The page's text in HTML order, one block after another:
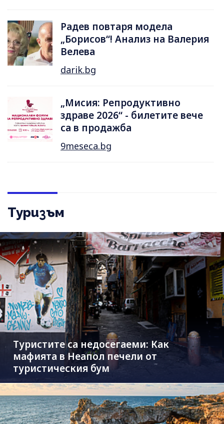
Радев повтаря модела
„Борисов“! Анализ на Валерия
Велева
darik.bg
„Мисия: Репродуктивно
здраве 2026“ - билетите вече
са в продажба
9meseca.bg
Туризъм
Туристите са недосегаеми: Как
мафията в Неапол печели от
туристическия бум